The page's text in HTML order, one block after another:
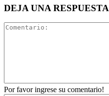
DEJA UNA RESPUESTA
Por favor ingrese su comentario!